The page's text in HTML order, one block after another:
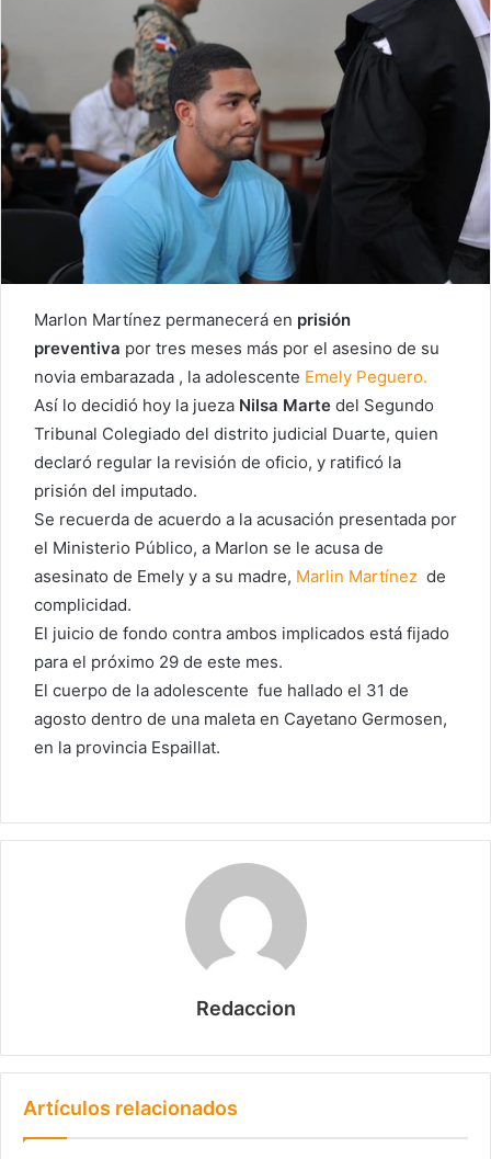
Marlon Martínez permanecerá en prisión
preventiva por tres meses más por el asesino de su
novia embarazada , la adolescente Emely Peguero.
Así lo decidió hoy la jueza Nilsa Marte del Segundo
Tribunal Colegiado del distrito judicial Duarte, quien
declaró regular la revisión de oficio, y ratificó la
prisión del imputado.
Se recuerda de acuerdo a la acusación presentada por
el Ministerio Público, a Marlon se le acusa de
asesinato de Emely y a su madre, Marlin Martínez de
complicidad.
El juicio de fondo contra ambos implicados está fijado
para el próximo 29 de este mes.
El cuerpo de la adolescente fue hallado el 31 de
agosto dentro de una maleta en Cayetano Germosen,
en la provincia Espaillat.
Redaccion
Artículos relacionados